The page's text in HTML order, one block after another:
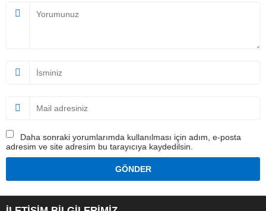
Daha sonraki yorumlarımda kullanılması için adım, e-posta
adresim ve site adresim bu tarayıcıya kaydedilsin.